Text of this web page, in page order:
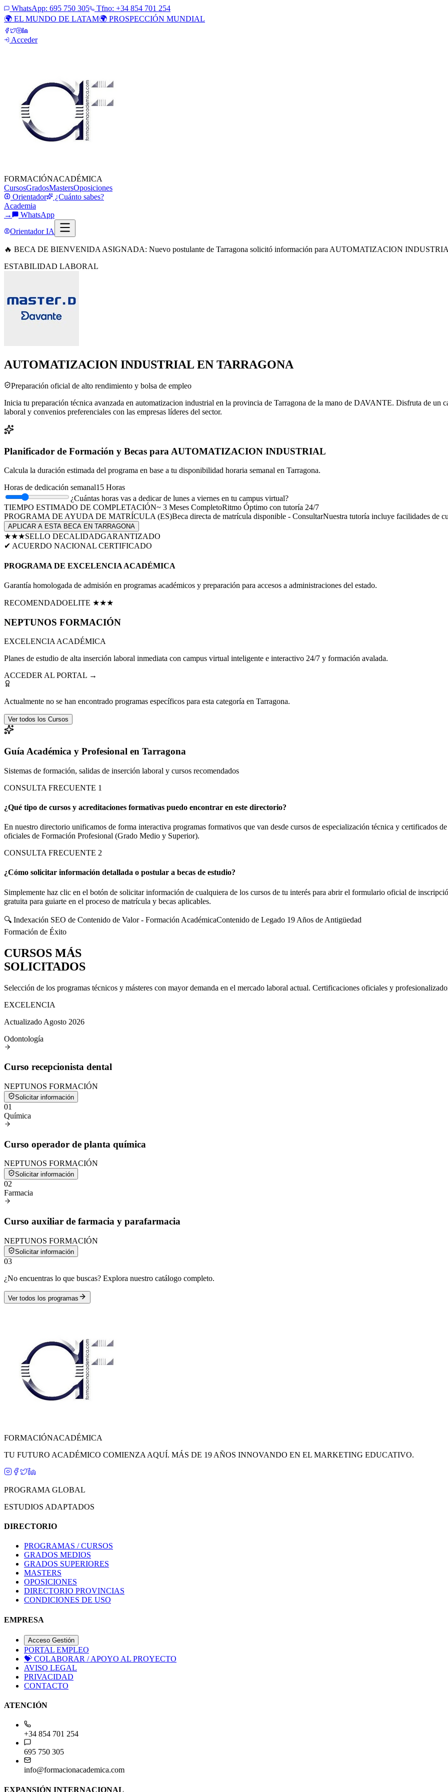
WhatsApp: 695 750 305
Tfno: +34 854 701 254
🌍 EL MUNDO DE LATAM🌍 PROSPECCIÓN MUNDIAL
Acceder
FORMACIÓNACADÉMICA
CursosGradosMastersOposiciones
Orientador
¿Cuánto sabes?
Academia
→
WhatsApp
Orientador IA
🔥 BECA DE BIENVENIDA ASIGNADA: Nuevo postulante de Tarragona solicitó información para AUTOMATIZACION
ESTABILIDAD LABORAL
AUTOMATIZACION INDUSTRIAL EN TARRAGONA
Preparación oficial de alto rendimiento y bolsa de empleo
Inicia tu preparación técnica avanzada en automatizacion industrial en la provincia de Tarragona de la mano de DAVANTE. Disfruta de un
laboral y convenios preferenciales con las empresas líderes del sector.
Planificador de Formación y Becas para AUTOMATIZACION INDUSTRIAL
Calcula la duración estimada del programa en base a tu disponibilidad horaria semanal en Tarragona.
Horas de dedicación semanal15 Horas
¿Cuántas horas vas a dedicar de lunes a viernes en tu campus virtual?
TIEMPO ESTIMADO DE COMPLETACIÓN~ 3 Meses CompletoRitmo Óptimo con tutoría 24/7
PROGRAMA DE AYUDA DE MATRÍCULA (ES)Beca directa de matrícula disponible - ConsultarNuestra tutoría incluye facilidades de
APLICAR A ESTA BECA EN TARRAGONA
★★★SELLO DECALIDADGARANTIZADO
✔ ACUERDO NACIONAL CERTIFICADO
PROGRAMA DE EXCELENCIA ACADÉMICA
Garantía homologada de admisión en programas académicos y preparación para accesos a administraciones del estado.
RECOMENDADOELITE ★★★
NEPTUNOS FORMACIÓN
EXCELENCIA ACADÉMICA
Planes de estudio de alta inserción laboral inmediata con campus virtual inteligente e interactivo 24/7 y formación avalada.
ACCEDER AL PORTAL →
Actualmente no se han encontrado programas específicos para esta categoría en Tarragona.
Ver todos los Cursos
Guía Académica y Profesional en Tarragona
Sistemas de formación, salidas de inserción laboral y cursos recomendados
CONSULTA FRECUENTE 1
¿Qué tipo de cursos y acreditaciones formativas puedo encontrar en este directorio?
En nuestro directorio unificamos de forma interactiva programas formativos que van desde cursos de especialización técnica y certificados
oficiales de Formación Profesional (Grado Medio y Superior).
CONSULTA FRECUENTE 2
¿Cómo solicitar información detallada o postular a becas de estudio?
Simplemente haz clic en el botón de solicitar información de cualquiera de los cursos de tu interés para abrir el formulario oficial de
gratuita para guiarte en el proceso de matrícula y becas aplicables.
🔍 Indexación SEO de Contenido de Valor - Formación AcadémicaContenido de Legado 19 Años de Antigüedad
Formación de Éxito
CURSOS MÁS
SOLICITADOS
Selección de los programas técnicos y másteres con mayor demanda en el mercado laboral actual. Certificaciones oficiales y
EXCELENCIA
Actualizado Agosto 2026
Odontología
Curso recepcionista dental
NEPTUNOS FORMACIÓN
Solicitar información
01
Química
Curso operador de planta química
NEPTUNOS FORMACIÓN
Solicitar información
02
Farmacia
Curso auxiliar de farmacia y parafarmacia
NEPTUNOS FORMACIÓN
Solicitar información
03
¿No encuentras lo que buscas? Explora nuestro catálogo completo.
Ver todos los programas
FORMACIÓNACADÉMICA
TU FUTURO ACADÉMICO COMIENZA AQUÍ. MÁS DE 19 AÑOS INNOVANDO EN EL MARKETING EDUCATIVO.
PROGRAMA GLOBAL
ESTUDIOS ADAPTADOS
DIRECTORIO
PROGRAMAS / CURSOS
GRADOS MEDIOS
GRADOS SUPERIORES
MASTERS
OPOSICIONES
DIRECTORIO PROVINCIAS
CONDICIONES DE USO
EMPRESA
Acceso Gestión
PORTAL EMPLEO
💝 COLABORAR / APOYO AL PROYECTO
AVISO LEGAL
PRIVACIDAD
CONTACTO
ATENCIÓN
+34 854 701 254
695 750 305
info@formacionacademica.com
EXPANSIÓN INTERNACIONAL